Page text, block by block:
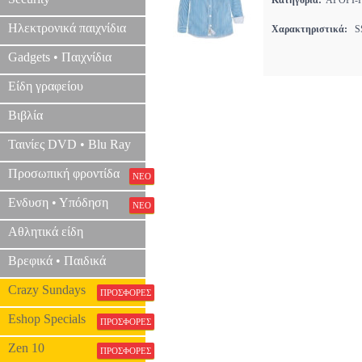
Ηλεκτρονικά παιχνίδια
Gadgets • Παιχνίδια
Είδη γραφείου
Βιβλία
Ταινίες DVD • Blu Ray
Προσωπική φροντίδα ΝΕΟ
Ενδυση • Υπόδηση ΝΕΟ
Αθλητικά είδη
Βρεφικά • Παιδικά
Crazy Sundays ΠΡΟΣΦΟΡΕΣ
Eshop Specials ΠΡΟΣΦΟΡΕΣ
Zen 10 ΠΡΟΣΦΟΡΕΣ
Χαρακτηριστικά: